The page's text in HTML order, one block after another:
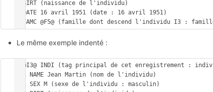
1 BIRT (naissance de l'individu)
2 DATE 16 avril 1951 (date : 16 avril 1951)
Le même exemple indenté :
0 @I3@ INDI (tag principal de cet enregistrement :